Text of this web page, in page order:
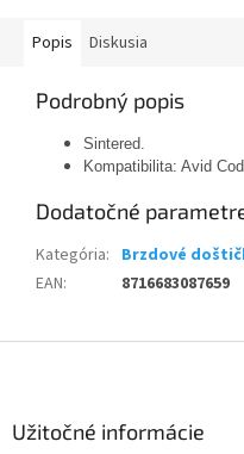
Popis Diskusia
Podrobný popis
Sintered.
Kompatibilita: Avid
Dodatočné
Kategória: Brzdové
EAN: 8716683087659
Užitočné informácie